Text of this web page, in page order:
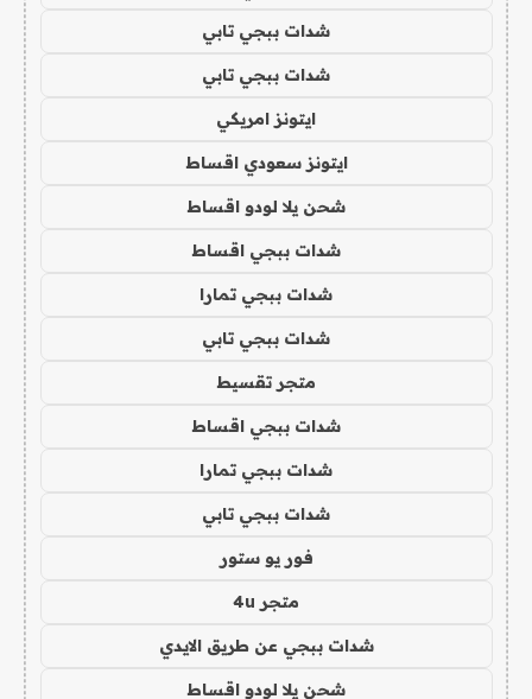
شدات ببجي تابي
شدات ببجي تابي
ايتونز امريكي
ايتونز سعودي اقساط
شحن يلا لودو اقساط
شدات ببجي اقساط
شدات ببجي تمارا
شدات ببجي تابي
متجر تقسيط
شدات ببجي اقساط
شدات ببجي تمارا
شدات ببجي تابي
فور يو ستور
متجر 4u
شدات ببجي عن طريق الايدي
شحن يلا لودو اقساط